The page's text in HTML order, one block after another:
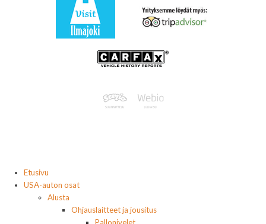
Etusivu
USA-auton osat
Alusta
Ohjauslaitteet ja jousitus
Pallonivelet